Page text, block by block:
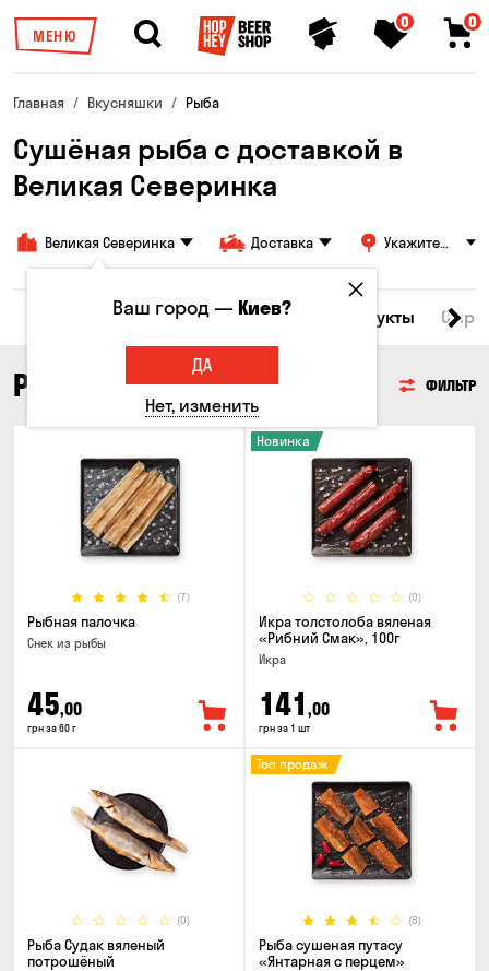
МЕНЮ
0 0
Главная Вкусняшки Рыба
Сушёная рыба с доставкой в ​​
Великая Северинка
Великая Северинка Доставка
Укажите
Все товары Мясо Рыба Морепродукты
РЫБА ФИЛЬТР
(7)
Рыбная палочка
Снек из рыбы
45,00
грн за 60 г
(0)
Новинка
Икра толстолоба вяленая
«Рибний Смак», 100г
Икра
141 ,00
грн за 1 шт
(0)
Рыба Судак вяленый
потрошёный
(8)
Топ продаж
Рыба сушеная путасу
«Янтарная с перцем»
Ваш город —Киев?
ДА
Нет, изменить